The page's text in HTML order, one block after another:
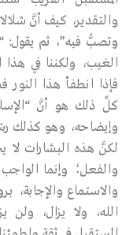
والتقدير، كيف أنَّ
وتصبُّ فيه”، ثم يقول:
الغيب، ولكننا في
فإذا انطفأ هذا
كلِّ ذلك هو أنَّ
وإيضاحه، وهو كذلك
لكنَّ هذه البشارات لا
والفعل؛ وإنما
والاستماع والإجابة،
الله، ولا يزال، ولن